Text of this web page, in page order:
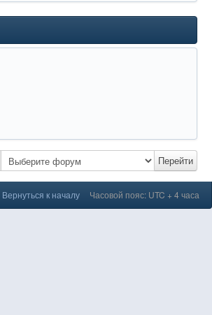
Перейти
Вернуться к началу Часовой пояс: UTC + 4 часа